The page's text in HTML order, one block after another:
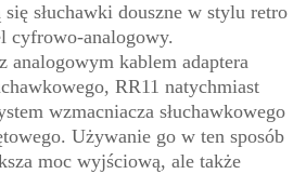
słuchawki douszne w stylu retro
cyfrowo-analogowy.
analogowym kablem adaptera
RR11 natychmiast
wzmacniacza słuchawkowego
Używanie go w ten sposób
moc wyjściową, ale także